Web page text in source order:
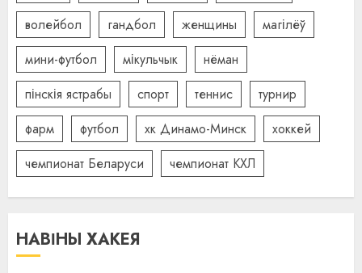
волейбол
гандбол женщины
магілёў
мини-футбол
мікульчык
нёман
пінскія ястрабы
спорт теннис
турнир
фарм
футбол хк Динамо-Минск
хоккей
чемпионат Беларуси
чемпионат КХЛ
НАВІНЫ ХАКЕЯ